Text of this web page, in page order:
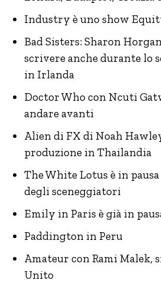
Industry è uno show
Bad Sisters: Sharon
scrivere anche durante lo
in Irlanda
Doctor Who con Ncuti
andare avanti
Alien di FX di Noah
produzione in Thailandia
The White Lotus è in
degli sceneggiatori
Emily in Paris è già in
Paddington in Peru
Amateur con Rami Malek,
Unito